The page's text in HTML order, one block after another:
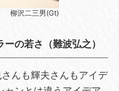
柳沢二三男(Gt)
の若さ（難波弘之）
んも輝夫さんもアイデ